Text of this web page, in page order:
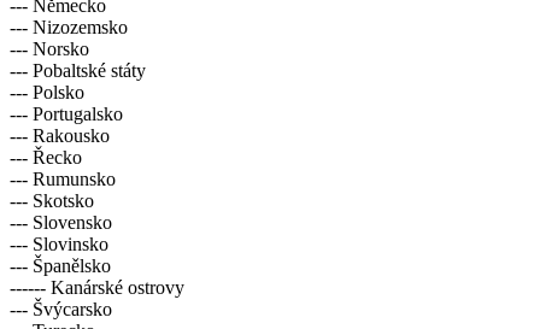
--- Německo
--- Nizozemsko
--- Norsko
--- Pobaltské státy
--- Polsko
--- Portugalsko
--- Rakousko
--- Řecko
--- Rumunsko
--- Skotsko
--- Slovensko
--- Slovinsko
--- Španělsko
------ Kanárské ostrovy
--- Švýcarsko